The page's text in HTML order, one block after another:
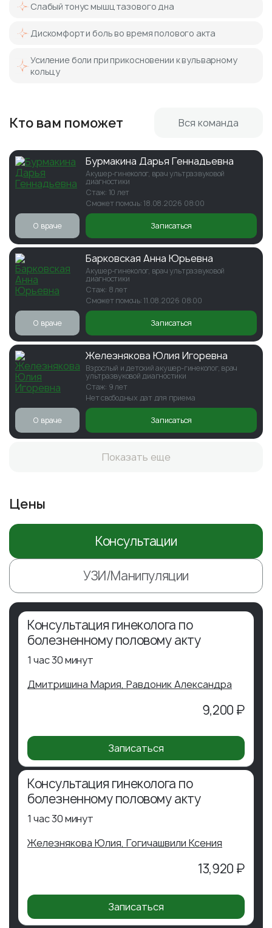
Слабый тонус мышц тазового дна
Дискомфорт и боль во время полового акта
Усиление боли при прикосновении к вульварному
кольцу
Кто вам поможет Вся команда
Бурмакина Дарья Геннадьевна
Акушер-гинеколог, врач ультразвуковой
диагностики
Стаж: 10 лет
Сможет помочь: 18.08.2026 08:00
О враче Записаться
Барковская Анна Юрьевна
Акушер-гинеколог, врач ультразвуковой
диагностики
Стаж: 8 лет
Сможет помочь: 11.08.2026 08:00
О враче Записаться
Железнякова Юлия Игоревна
Взрослый и детский акушер-гинеколог, врач
ультразвуковой диагностики
Стаж: 9 лет
Нет свободных дат для приема
О враче Записаться
Показать еще
Цены
Консультации
УЗИ/Манипуляции
Консультация гинеколога по
болезненному половому акту
1 час 30 минут
9,200 ₽
Дмитришина Мария, Равдоник Александра
Записаться
Консультация гинеколога по
болезненному половому акту
1 час 30 минут
13,920 ₽
Железнякова Юлия, Гогичашвили Ксения
Записаться